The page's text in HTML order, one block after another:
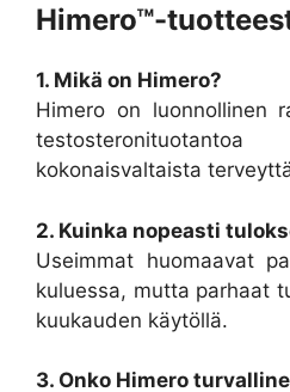
Himero™-
1. Mikä on Himero?
Himero on luonnollinen
kokonaisvaltaista
2. Kuinka nopeasti
Useimmat huomaavat
kuluessa, mutta parhaat
kuukauden käytöllä.
3. Onko Himero